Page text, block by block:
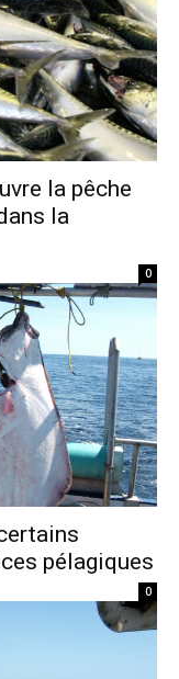
la pêche
la
0
pélagiques
0